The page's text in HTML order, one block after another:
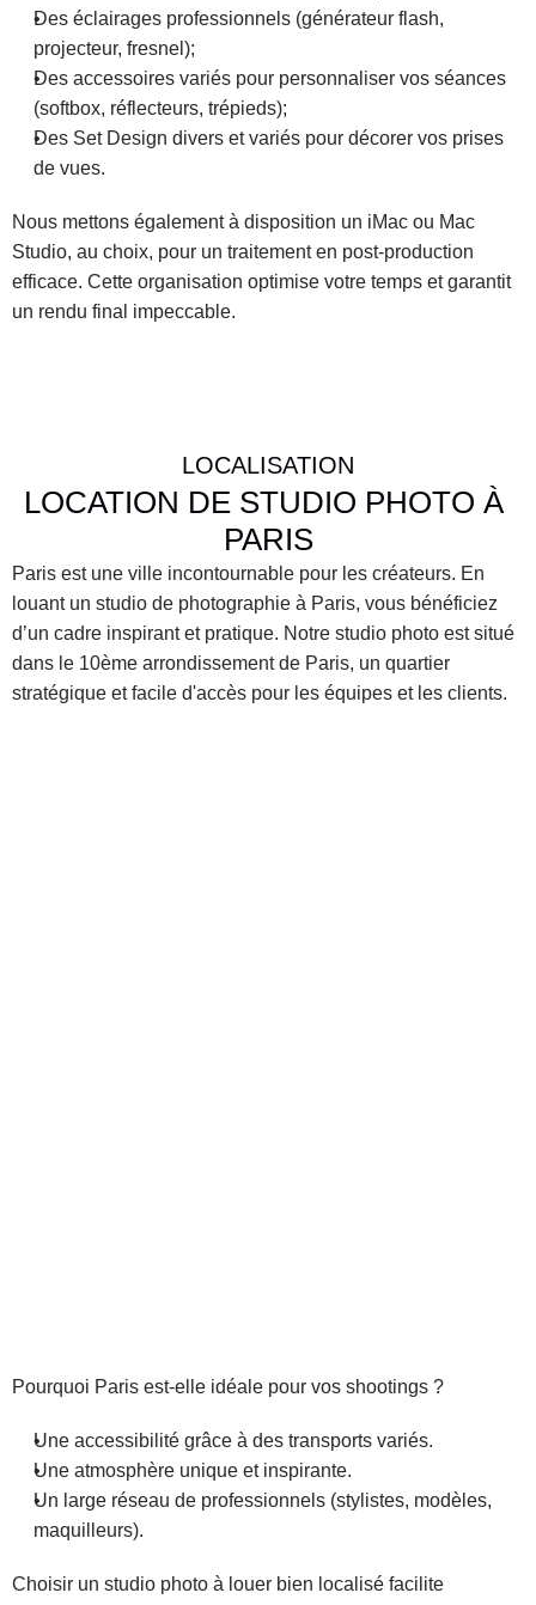
Des éclairages professionnels (générateur flash,
projecteur, fresnel);
Des accessoires variés pour personnaliser vos séances
(softbox, réflecteurs, trépieds);
Des Set Design divers et variés pour décorer vos prises
de vues.
Nous mettons également à disposition un iMac ou Mac
Studio, au choix, pour un traitement en post-production
efficace. Cette organisation optimise votre temps et garantit
un rendu final impeccable.
LOCALISATION
LOCATION DE STUDIO PHOTO À
PARIS
Paris est une ville incontournable pour les créateurs. En
louant un studio de photographie à Paris, vous bénéficiez
d’un cadre inspirant et pratique. Notre studio photo est situé
dans le 10ème arrondissement de Paris, un quartier
stratégique et facile d'accès pour les équipes et les clients.
Pourquoi Paris est-elle idéale pour vos shootings ?
Une accessibilité grâce à des transports variés.
Une atmosphère unique et inspirante.
Un large réseau de professionnels (stylistes, modèles,
maquilleurs).
Choisir un studio photo à louer bien localisé facilite